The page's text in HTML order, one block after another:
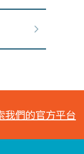
我們的官方平台